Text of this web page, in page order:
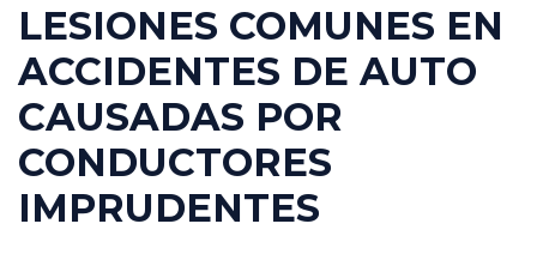
LESIONES COMUNES EN
ACCIDENTES DE AUTO
CAUSADAS POR
CONDUCTORES
IMPRUDENTES